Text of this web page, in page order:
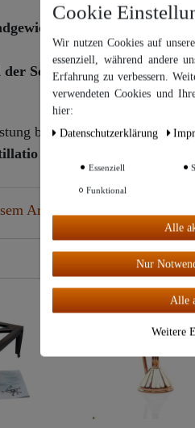
7,800 Gramm,
Schweiz nur mit
bietet Destillatio Ihnen
Garantieerklärung
Artikel
Wir nutzen Cookies auf
essenziell, während andere
Erfahrung zu verbessern.
unsererDaten­schutz­erklärung
Cookie
Wir nutzen Cookies auf
essenziell, während andere
Erfahrung zu verbessern.
verwendeten Cookies und
hier:
Daten­schutz­erklärung
Essenziell
Funktional
Alle
Nur
Alle
Weitere